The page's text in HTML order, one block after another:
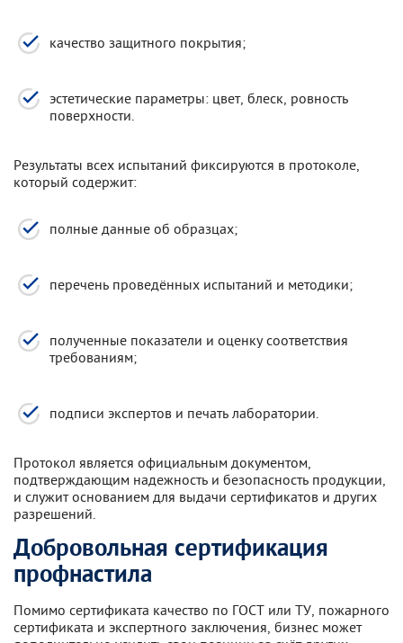
качество защитного покрытия;
эстетические параметры: цвет, блеск, ровность
поверхности.
Результаты всех испытаний фиксируются в протоколе,
который содержит:
полные данные об образцах;
перечень проведённых испытаний и методики;
полученные показатели и оценку соответствия
требованиям;
подписи экспертов и печать лаборатории.
Протокол является официальным документом,
подтверждающим надежность и безопасность продукции,
и служит основанием для выдачи сертификатов и других
разрешений.
Добровольная сертификация
профнастила
Помимо сертификата качество по ГОСТ или ТУ, пожарного
сертификата и экспертного заключения, бизнес может